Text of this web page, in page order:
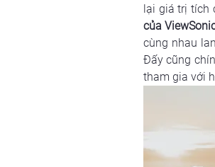
lại giá trị tích
của
cùng nhau
Đấy cũng
tham gia với